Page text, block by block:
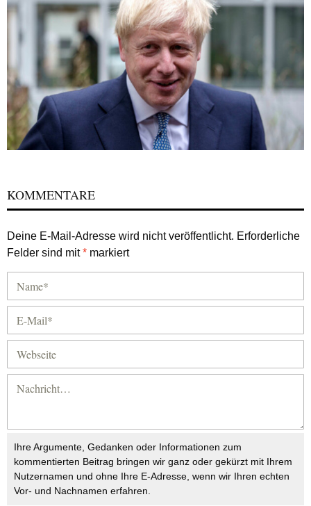
KOMMENTARE
Deine E-Mail-Adresse wird nicht veröffentlicht. Erforderliche
Felder sind mit* markiert
Ihre Argumente, Gedanken oder Informationen zum
kommentierten Beitrag bringen wir ganz oder gekürzt mit Ihrem
Nutzernamen und ohne Ihre E-Adresse, wenn wir Ihren echten
Vor- und Nachnamen erfahren.